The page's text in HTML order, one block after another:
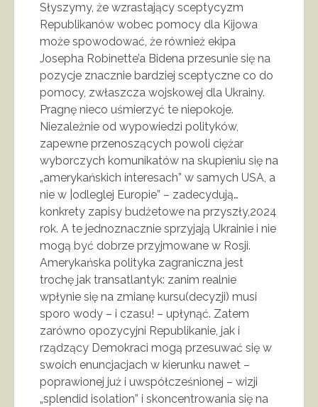
Słyszymy, że wzrastający sceptycyzm
Republikanów wobec pomocy dla Kijowa
może spowodować, że również ekipa
Josepha Robinette’a Bidena przesunie się na
pozycje znacznie bardziej sceptyczne co do
pomocy, zwłaszcza wojskowej dla Ukrainy.
Pragnę nieco uśmierzyć te niepokoje.
Niezależnie od wypowiedzi polityków,
zapewne przenoszących powoli ciężar
wyborczych komunikatów na skupieniu się na
„amerykańskich interesach” w samych USA, a
nie w |odleglej Europie” – zadecydują…
konkrety zapisy budżetowe na przyszły,2024
rok. A te jednoznacznie sprzyjają Ukrainie i nie
mogą być dobrze przyjmowane w Rosji.
Amerykańska polityka zagraniczna jest
trochę jak transatlantyk: zanim realnie
wpłynie się na zmianę kursu(decyzji) musi
sporo wody – i czasu! – upłynąć. Zatem
zarówno opozycyjni Republikanie, jak i
rządzący Demokraci mogą przesuwać się w
swoich enuncjacjach w kierunku nawet –
poprawionej już i uwspółcześnionej – wizji
„splendid isolation” i skoncentrowania się na